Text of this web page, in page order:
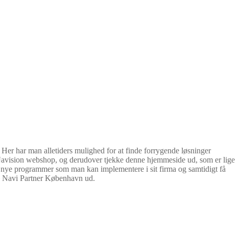
har man alletiders mulighed for at finde forrygende løsninger
webshop, og derudover tjekke denne hjemmeside ud, som er lige
programmer som man kan implementere i sit firma og samtidigt få
Partner København ud.